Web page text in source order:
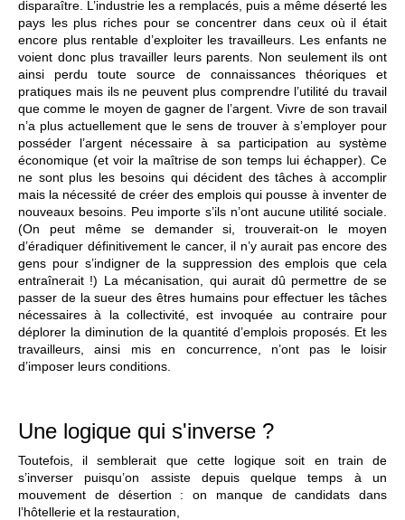
disparaître. L’industrie les a remplacés, puis a même déserté les
pays les plus riches pour se concentrer dans ceux où il était
encore plus rentable d’exploiter les travailleurs. Les enfants ne
voient donc plus travailler leurs parents. Non seulement ils ont
ainsi perdu toute source de connaissances théoriques et
pratiques mais ils ne peuvent plus comprendre l’utilité du travail
que comme le moyen de gagner de l’argent. Vivre de son travail
n’a plus actuellement que le sens de trouver à s’employer pour
posséder l’argent nécessaire à sa participation au système
économique (et voir la maîtrise de son temps lui échapper). Ce
ne sont plus les besoins qui décident des tâches à accomplir
mais la nécessité de créer des emplois qui pousse à inventer de
nouveaux besoins. Peu importe s’ils n’ont aucune utilité sociale.
(On peut même se demander si, trouverait-on le moyen
d’éradiquer définitivement le cancer, il n’y aurait pas encore des
gens pour s’indigner de la suppression des emplois que cela
entraînerait !) La mécanisation, qui aurait dû permettre de se
passer de la sueur des êtres humains pour effectuer les tâches
nécessaires à la collectivité, est invoquée au contraire pour
déplorer la diminution de la quantité d’emplois proposés. Et les
travailleurs, ainsi mis en concurrence, n’ont pas le loisir
d’imposer leurs conditions.
Une logique qui s'inverse ?
Toutefois, il semblerait que cette logique soit en train de
s’inverser puisqu’on assiste depuis quelque temps à un
mouvement de désertion : on manque de candidats dans
l’hôtellerie et la restauration,